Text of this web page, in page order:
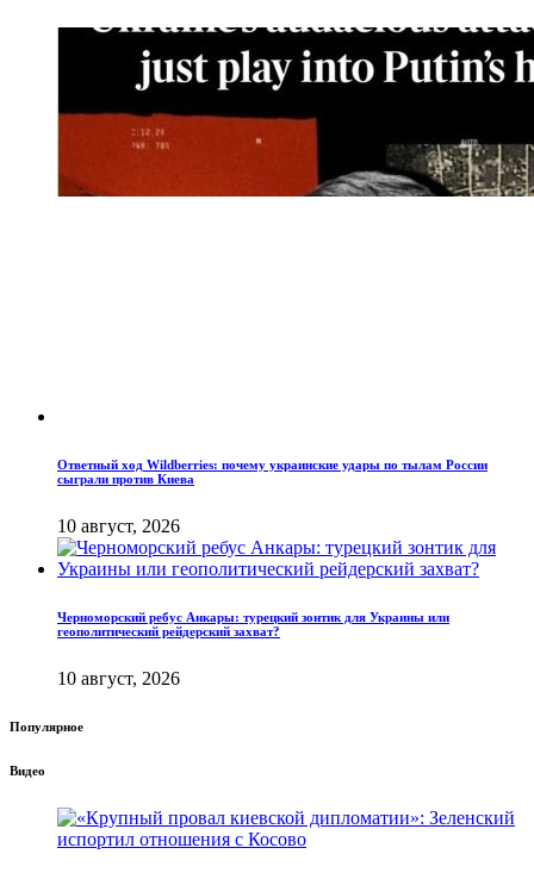
Ответный ход Wildberries: почему украинские удары по тылам России
сыграли против Киева
10 август, 2026
Черноморский ребус Анкары: турецкий зонтик для Украины или
геополитический рейдерский захват?
10 август, 2026
Популярное
Видео